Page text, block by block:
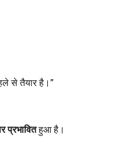
से तैयार है।”
प्रभावितहुआ है।